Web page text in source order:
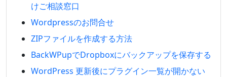
けご相談窓口
Wordpressのお問合せ
ZIPファイルを作成する方法
BackWPupでDropboxにバックアップを保存する
WordPress 更新後にプラグイン一覧が開かない